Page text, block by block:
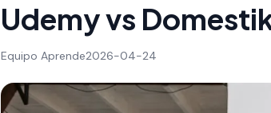
Udemy vs
Equipo Aprende2026-04-24